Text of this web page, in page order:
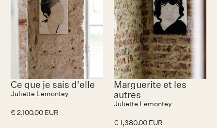
Ce que je sais d'elle
Juliette Lemontey
€ 2,100.00 EUR
Marguerite et les
autres
Juliette Lemontey
€ 1,380.00 EUR